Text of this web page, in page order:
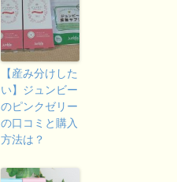
【産み分けした
い】ジュンビー
のピンクゼリー
の口コミと購入
方法は？